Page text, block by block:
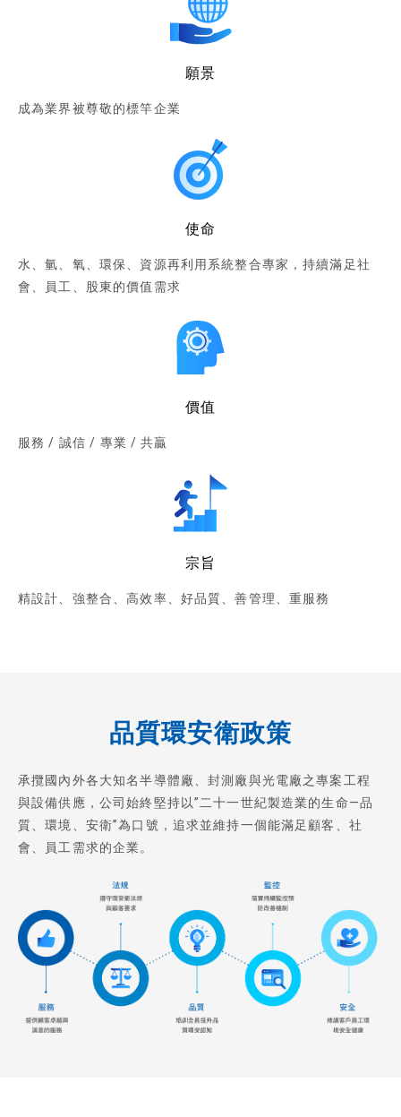
願景
成為業界被尊敬的標竿企業
使命
水、氫、氧、環保、資源再利用系統整合專家，持續滿足社
會、員工、股東的價值需求
價值
服務 / 誠信 / 專業 / 共贏
宗旨
精設計、強整合、高效率、好品質、善管理、重服務
品質環安衛政策
承攬國內外各大知名半導體廠、封測廠與光電廠之專案工程
與設備供應，公司始終堅持以”二十一世紀製造業的生命—品
質、環境、安衛”為口號，追求並維持一個能滿足顧客、社
會、員工需求的企業。